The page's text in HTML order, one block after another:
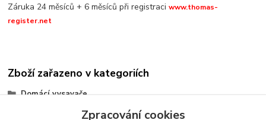
Záruka 24 měsíců + 6 měsíců při registraciwww.thomas-
register.net
Zboží zařazeno v kategoriích
Domácí vysavače
Zpracování cookies